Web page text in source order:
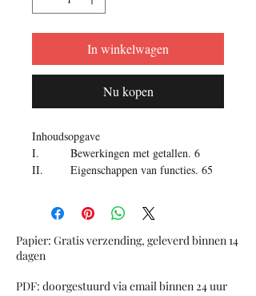
In winkelwagen
Nu kopen
Inhoudsopgave
I. Bewerkingen met getallen. 6
II. Eigenschappen van functies. 65
IV. Kwadratische functies en
vergelijkingen
121
V. Veeltermfuncties .157
VI. Differentiequotiënten
VIII. Statistiek.171
Papier: Gratis verzending, geleverd binnen 14
dagen
PDF: doorgestuurd via email binnen 24 uur